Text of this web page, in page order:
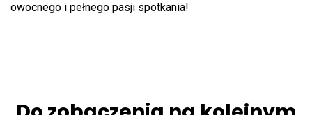
owocnego i pełnego pasji spotkania!